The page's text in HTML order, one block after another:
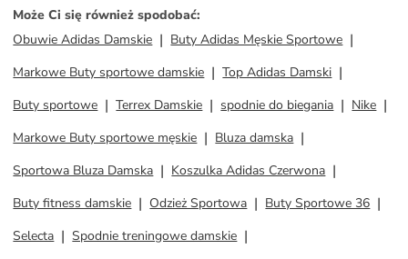
Może Ci się również spodobać:
Obuwie Adidas Damskie
Buty Adidas Męskie Sportowe
Markowe Buty sportowe damskie
Top Adidas Damski
Buty sportowe
Terrex Damskie spodnie do biegania
Nike
Markowe Buty sportowe męskie
Bluza damska
Sportowa Bluza Damska
Koszulka Adidas Czerwona
Buty fitness damskie
Odzież Sportowa
Buty Sportowe 36
Selecta
Spodnie treningowe damskie